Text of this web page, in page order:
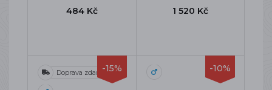
484 Kč 1 520 Kč
-15%
Doprava zdarma -10%